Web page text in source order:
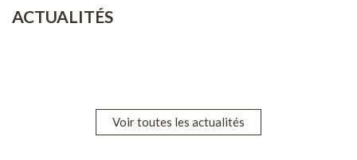
ACTUALITÉS
Voir toutes les actualités